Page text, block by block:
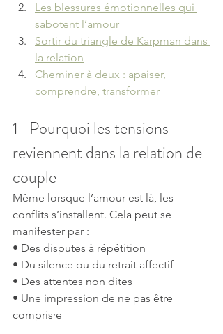
Les blessures émotionnelles qui
sabotent l’amour
Sortir du triangle de Karpman dans
la relation
Cheminer à deux : apaiser,
comprendre, transformer
1- Pourquoi les tensions
reviennent dans la relation de
couple
Même lorsque l’amour est là, les
conflits s’installent. Cela peut se
manifester par :
• Des disputes à répétition
• Du silence ou du retrait affectif
• Des attentes non dites
• Une impression de ne pas être
compris·e